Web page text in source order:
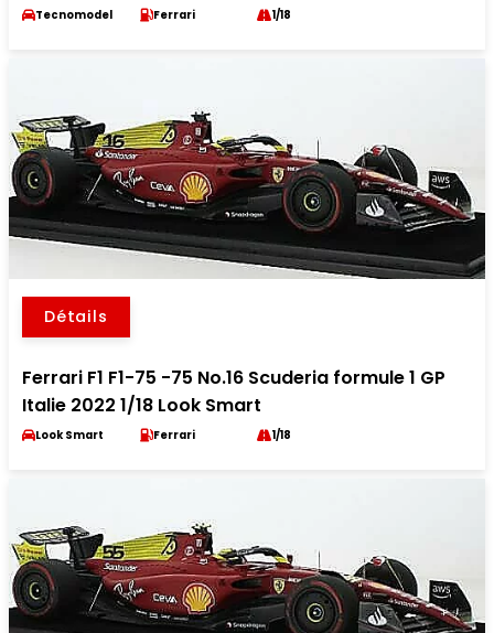
Tecnomodel Ferrari 1/18
Détails
Ferrari F1 F1-75 -75 No.16 Scuderia formule 1 GP
Italie 2022 1/18 Look Smart
Look Smart Ferrari 1/18